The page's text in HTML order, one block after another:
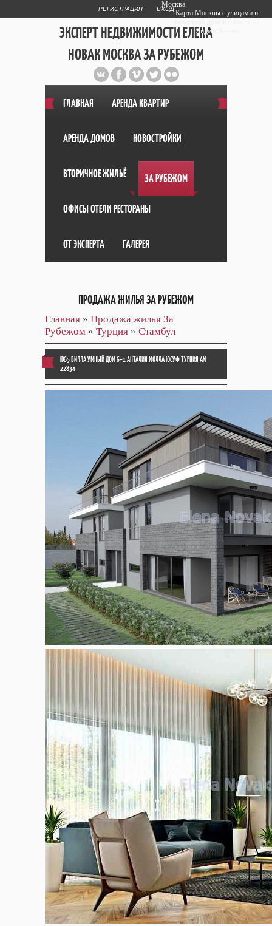
РЕГИСТРАЦИЯ ВХОД
ЭКСПЕРТ НЕДВИЖИМОСТИ ЕЛЕНА
НОВАК МОСКВА ЗА РУБЕЖОМ
Публичный сайт эксперта автора
web дизайнера+7 903 708 1884
ГЛАВНАЯ АРЕНДА КВАРТИР
АРЕНДА ДОМОВ НОВОСТРОЙКИ
ВТОРИЧНОЕ ЖИЛЬЁ ЗА РУБЕЖОМ
ОФИСЫ ОТЕЛИ РЕСТОРАНЫ
ОТ ЭКСПЕРТА ГАЛЕРЕЯ
ПРОДАЖА ЖИЛЬЯ ЗА РУБЕЖОМ
Главная » Продажа жилья За
Рубежом » Турция » Стамбул
ID65 ВИЛЛА УМНЫЙ ДОМ 6+1 АНТАЛИЯ МОЛЛА ЮСУФ ТУРЦИЯ AN
22834
Москва
Карта Москвы с улицами и
Яндекс.Карты